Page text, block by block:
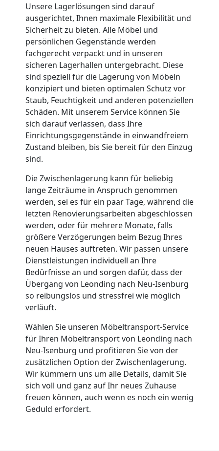
Unsere Lagerlösungen sind darauf
ausgerichtet, Ihnen maximale Flexibilität und
Sicherheit zu bieten. Alle Möbel und
persönlichen Gegenstände werden
fachgerecht verpackt und in unseren
sicheren Lagerhallen untergebracht. Diese
sind speziell für die Lagerung von Möbeln
konzipiert und bieten optimalen Schutz vor
Staub, Feuchtigkeit und anderen potenziellen
Schäden. Mit unserem Service können Sie
sich darauf verlassen, dass Ihre
Einrichtungsgegenstände in einwandfreiem
Zustand bleiben, bis Sie bereit für den Einzug
sind.
Die Zwischenlagerung kann für beliebig
lange Zeiträume in Anspruch genommen
werden, sei es für ein paar Tage, während die
letzten Renovierungsarbeiten abgeschlossen
werden, oder für mehrere Monate, falls
größere Verzögerungen beim Bezug Ihres
neuen Hauses auftreten. Wir passen unsere
Dienstleistungen individuell an Ihre
Bedürfnisse an und sorgen dafür, dass der
Übergang von Leonding nach Neu-Isenburg
so reibungslos und stressfrei wie möglich
verläuft.
Wählen Sie unseren Möbeltransport-Service
für Ihren Möbeltransport von Leonding nach
Neu-Isenburg und profitieren Sie von der
zusätzlichen Option der Zwischenlagerung.
Wir kümmern uns um alle Details, damit Sie
sich voll und ganz auf Ihr neues Zuhause
freuen können, auch wenn es noch ein wenig
Geduld erfordert.